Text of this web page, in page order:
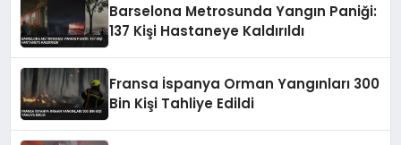
Barselona Metrosunda Yangın Paniği:
137 Kişi Hastaneye Kaldırıldı
Fransa İspanya Orman Yangınları 300
Bin Kişi Tahliye Edildi